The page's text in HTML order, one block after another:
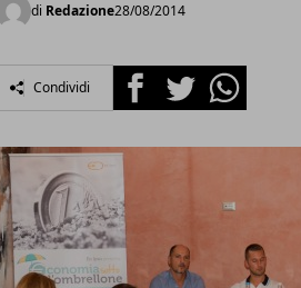
di Redazione28/08/2014
Condividi FacebookTwitterWhatsapp